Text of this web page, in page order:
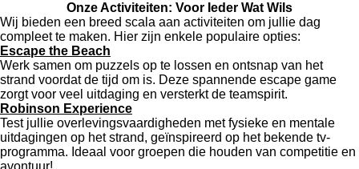
Onze Activiteiten: Voor Ieder Wat Wils
Wij bieden een breed scala aan activiteiten om jullie dag
compleet te maken. Hier zijn enkele populaire opties:
Escape the Beach
Werk samen om puzzels op te lossen en ontsnap van het
strand voordat de tijd om is. Deze spannende escape game
zorgt voor veel uitdaging en versterkt de teamspirit.
Robinson Experience
Test jullie overlevingsvaardigheden met fysieke en mentale
uitdagingen op het strand, geïnspireerd op het bekende tv-
programma. Ideaal voor groepen die houden van competitie en